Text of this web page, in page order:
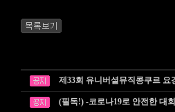
제33회 유니버셜뮤직콩쿠르 요
(필독!) -코로나19로 안전한 대